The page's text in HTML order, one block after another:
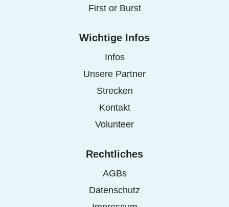
First or Burst
Wichtige Infos
Infos
Unsere Partner
Strecken
Kontakt
Volunteer
Rechtliches
AGBs
Datenschutz